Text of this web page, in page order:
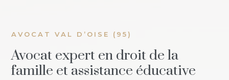
AVOCAT VAL D’OISE (95)
Avocat expert en droit de la
famille et assistance éducative